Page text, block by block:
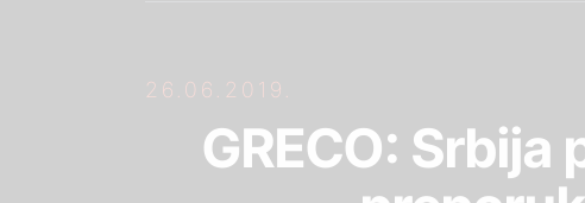
26.06.2019.
GRECO: